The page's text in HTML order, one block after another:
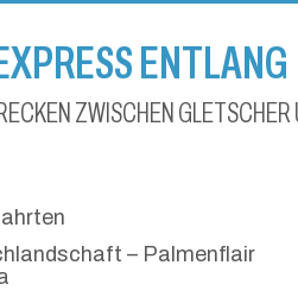
ENTLANG
ZWISCHEN GLETSCHER
– Palmenflair